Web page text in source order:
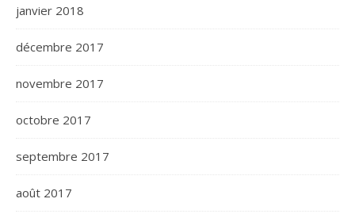
janvier 2018
décembre 2017
novembre 2017
octobre 2017
septembre 2017
août 2017